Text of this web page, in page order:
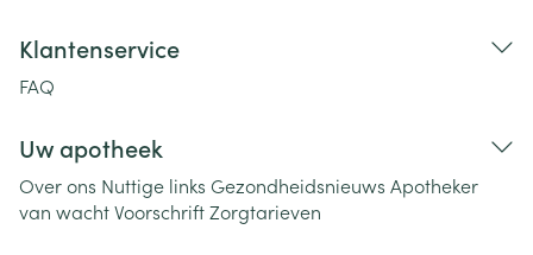
Klantenservice
FAQ
Uw apotheek
Over ons Nuttige links Gezondheidsnieuws Apotheker
van wachtVoorschriftZorgtarieven